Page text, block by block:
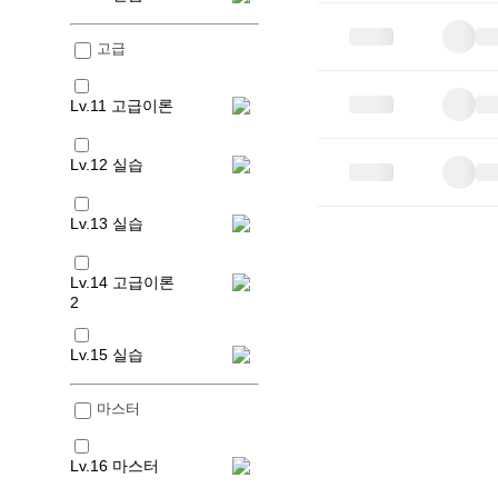
고급
Lv.11 고급이론
Lv.12 실습
Lv.13 실습
Lv.14 고급이론
2
Lv.15 실습
마스터
Lv.16 마스터